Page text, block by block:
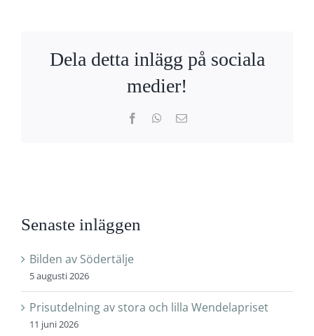
Dela detta inlägg på sociala
medier!
FacebookWhatsApp
E-
Senaste inläggen
Bilden av Södertälje
5 augusti 2026
Prisutdelning av stora och lilla Wendelapriset
11 juni 2026